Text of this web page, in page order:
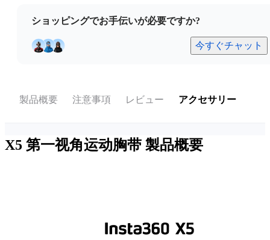
ショッピングでお手伝いが必要ですか?
今すぐチャット
製品概要 注意事項 レビュー アクセサリー
X5 第一视角运动胸带 製品概要